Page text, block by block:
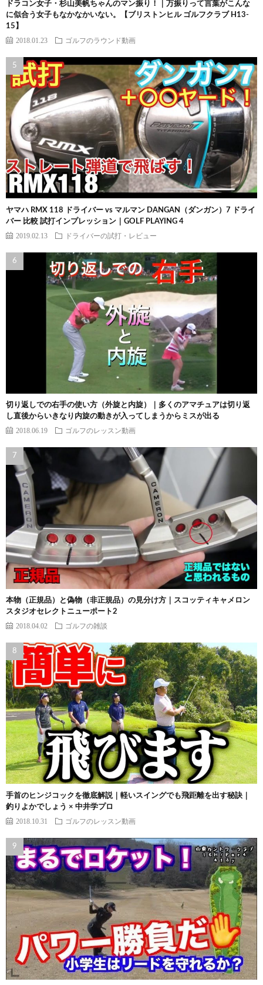
ドラコン女子・杉山美帆ちゃんのマン振り！｜万振りって言葉がこんな
に似合う女子もなかなかいない。【ブリストンヒル ゴルフクラブ H13-
15】
2018.01.23 ゴルフのラウンド動画
ヤマハ RMX 118 ドライバー vs マルマン DANGAN（ダンガン）7 ドライ
バー 比較 試打インプレッション｜GOLF PLAYING 4
2019.02.13 ドライバーの試打・レビュー
切り返しでの右手の使い方（外旋と内旋）｜多くのアマチュアは切り返
し直後からいきなり内旋の動きが入ってしまうからミスが出る
2018.06.19 ゴルフのレッスン動画
本物（正規品）と偽物（非正規品）の見分け方｜スコッティキャメロン
スタジオセレクトニューポート2
2018.04.02 ゴルフの雑談
手首のヒンジコックを徹底解説｜軽いスイングでも飛距離を出す秘訣｜
釣りよかでしょう × 中井学プロ
2018.10.31 ゴルフのレッスン動画